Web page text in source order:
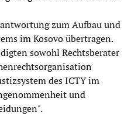
zum Aufbau und
im Kosovo übertragen.
sowohl Rechtsberater
des ICTY im
und